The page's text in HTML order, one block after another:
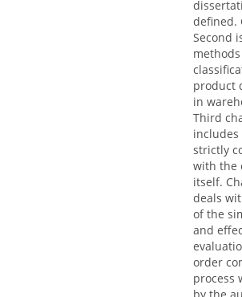
defined.
Second
product
in
Third
includes
strictly
with the
itself.
deals
of the
and
order
process